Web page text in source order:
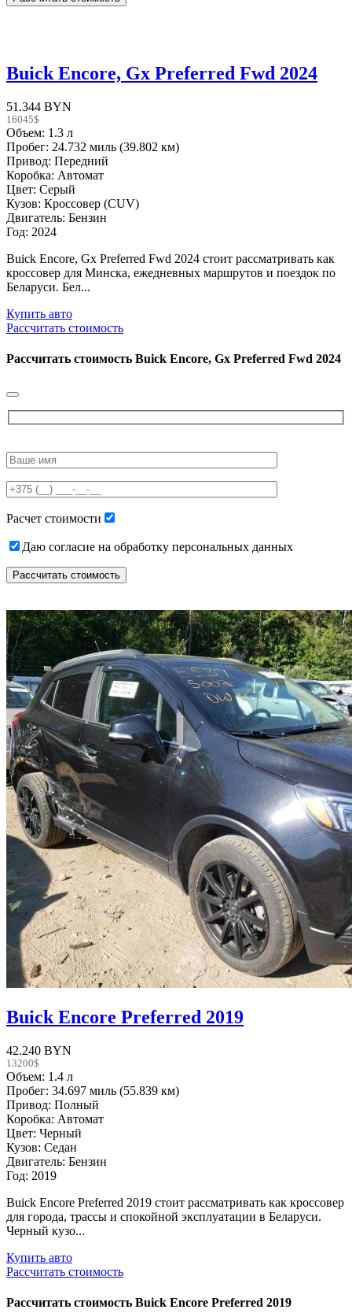
Buick Encore, Gx Preferred Fwd 2024
51.344 BYN
16045$
Объем: 1.3 л
Пробег: 24.732 миль (39.802 км)
Привод: Передний
Коробка: Автомат
Цвет: Серый
Кузов: Кроссовер (CUV)
Двигатель: Бензин
Год: 2024
Buick Encore, Gx Preferred Fwd 2024 стоит рассматривать как
кроссовер для Минска, ежедневных маршрутов и поездок по
Беларуси. Бел...
Купить авто
Рассчитать стоимость
Рассчитать стоимость Buick Encore, Gx Preferred Fwd 2024
leave
field
empty.
Расчет стоимости
Даю согласие на обработку персональных данных
Buick Encore Preferred 2019
42.240 BYN
13200$
Объем: 1.4 л
Пробег: 34.697 миль (55.839 км)
Привод: Полный
Коробка: Автомат
Цвет: Черный
Кузов: Седан
Двигатель: Бензин
Год: 2019
Buick Encore Preferred 2019 стоит рассматривать как кроссовер
для города, трассы и спокойной эксплуатации в Беларуси.
Черный кузо...
Купить авто
Рассчитать стоимость
Рассчитать стоимость Buick Encore Preferred 2019